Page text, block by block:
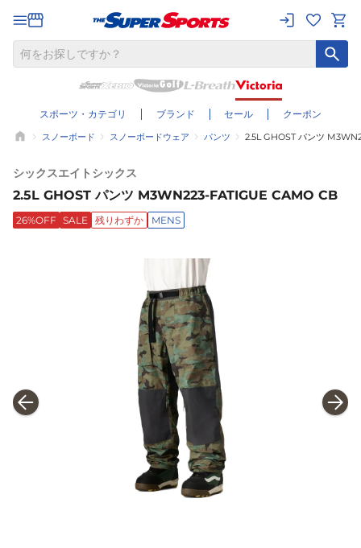
スポーツ・カテゴリ ブランド セール クーポン
スノーボード スノーボードウェア パンツ 2.5L GHOST パンツ
シックスエイトシックス
2.5L GHOST パンツ M3WN223-FATIGUE CAMO CB
26%OFF SALE 残りわずか MENS